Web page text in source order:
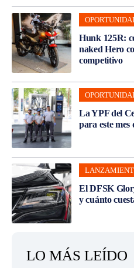
Hunk 125R:
naked Hero
competitivo
La YPF del
para este mes
El DFSK
y cuánto
LO MÁS LEÍDO